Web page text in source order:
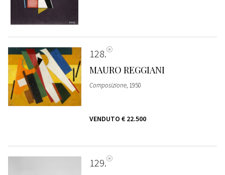
128
MAURO REGGIANI
Composizione, 1950
VENDUTO € 22.500
129